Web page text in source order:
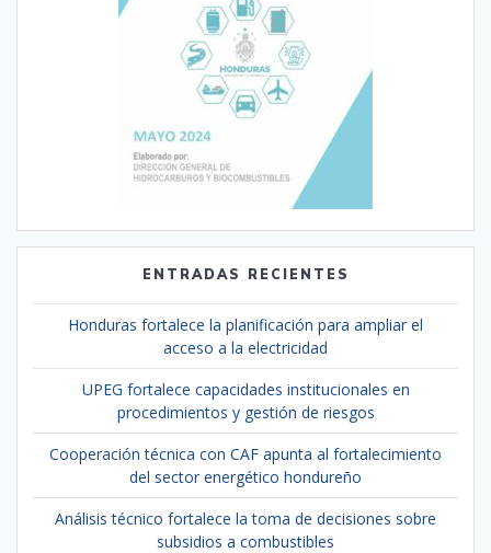
ENTRADAS RECIENTES
Honduras fortalece la planificación para ampliar el
acceso a la electricidad
UPEG fortalece capacidades institucionales en
procedimientos y gestión de riesgos
Cooperación técnica con CAF apunta al fortalecimiento
del sector energético hondureño
Análisis técnico fortalece la toma de decisiones sobre
subsidios a combustibles